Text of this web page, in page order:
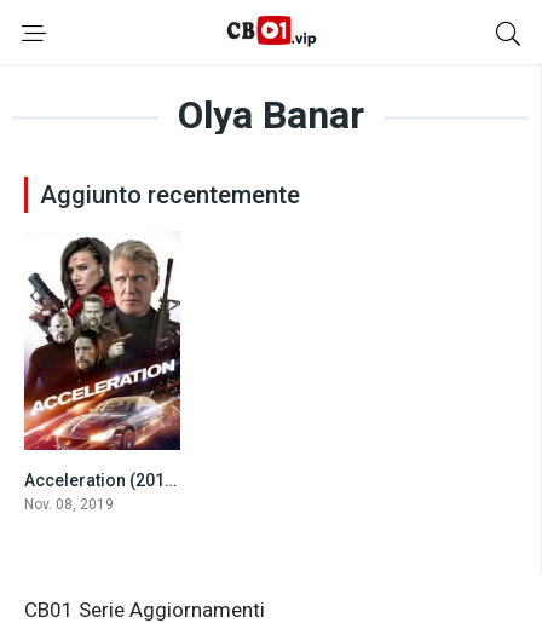
Olya Banar
Aggiunto recentemente
4.5Acceleration (2019)
Nov. 08, 2019
CB01 Serie Aggiornamenti